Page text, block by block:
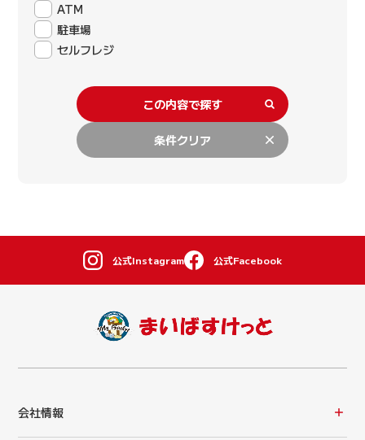
ATM
駐車場
セルフレジ
この内容で探す
条件クリア
公式Instagram 公式Facebook
会社情報